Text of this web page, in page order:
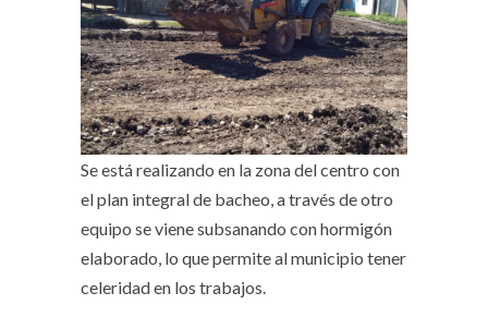
Se está realizando en la zona del centro con
el plan integral de bacheo, a través de otro
equipo se viene subsanando con hormigón
elaborado, lo que permite al municipio tener
celeridad en los trabajos.